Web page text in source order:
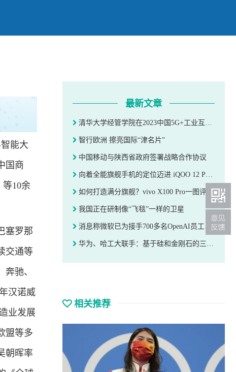
能大
国商
10余
塞罗那
交通等
驰、
汉诺威
业发展
盟等多
朝晖率
最新文章
清华大学经管学院在2023中国5G+工业互联网大会上启动“中国智造+”项目
智行欧洲 擦亮国际“津名片”
中国移动与陕西省政府签署战略合作协议
向着全能旗舰手机的定位迈进 iQOO 12 Pro夜景拍摄体验
如何打造满分旗舰？vivo X100 Pro一图评测
我国正在研制像“飞毯”一样的卫星
消息称微软已为接手700多名OpenAI员工做好准备：腾出空间、升级服务器、调集 HR 人员
华为、哈工大联手：基于硅和金刚石的三维集成芯片专利公布
相关推荐